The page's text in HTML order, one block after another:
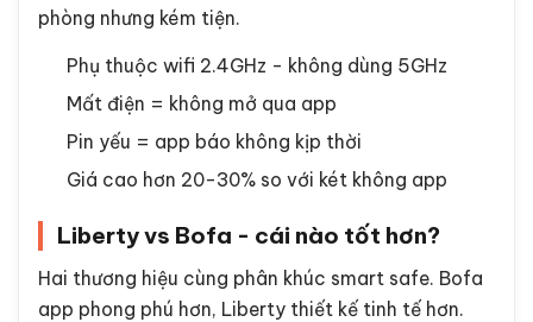
phòng nhưng kém tiện.
Phụ thuộc wifi 2.4GHz - không dùng 5GHz
Mất điện = không mở qua app
Pin yếu = app báo không kịp thời
Giá cao hơn 20-30% so với két không app
Liberty vs Bofa - cái nào tốt hơn?
Hai thương hiệu cùng phân khúc smart safe. Bofa
app phong phú hơn, Liberty thiết kế tinh tế hơn.